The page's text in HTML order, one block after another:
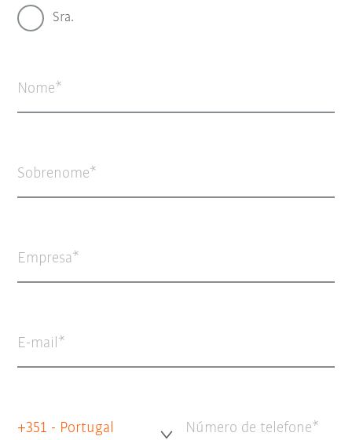
Sra.
Nome
Sobrenome
Empresa
E-mail
+351 - Portugal Número de telefone